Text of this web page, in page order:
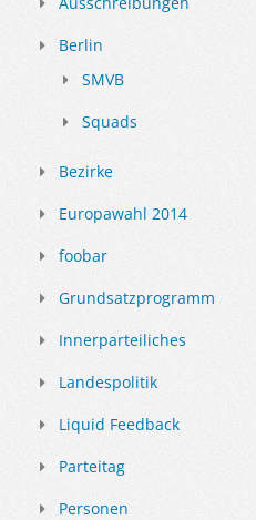
Berlin
SMVB
Squads
Bezirke
Europawahl 2014
foobar
Grundsatzprogramm
Innerparteiliches
Landespolitik
Liquid Feedback
Parteitag
Personen